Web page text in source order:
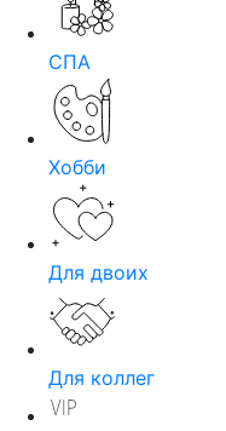
СПА
Хобби
Для двоих
Для коллег